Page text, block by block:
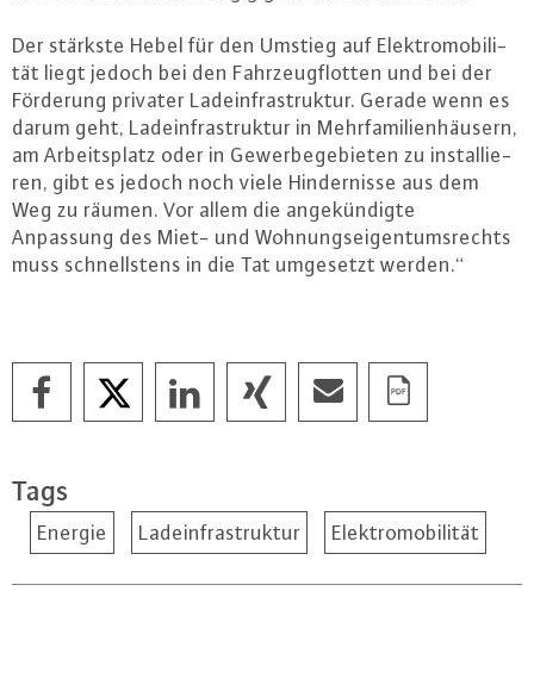
Der stärkste Hebel für den Umstieg auf Elek­tro­mo­bi­li­
tät liegt jedoch bei den Fahr­zeug­flot­ten und bei der
Förderung privater Lad­ein­fra­struk­tur. Gerade wenn es
darum geht, Lad­ein­fra­struk­tur in Mehr­fa­mi­li­en­häu­sern,
am Ar­beits­platz oder in Ge­wer­be­ge­bie­ten zu in­stal­lie­
ren, gibt es jedoch noch viele Hin­der­nis­se aus dem
Weg zu räumen. Vor allem die an­ge­kün­dig­te
Anpassung des Miet- und Woh­nungs­ei­gen­tums­rechts
muss schnells­tens in die Tat umgesetzt werden.“
Tags
Energie Ladeinfrastruktur Elektromobilität